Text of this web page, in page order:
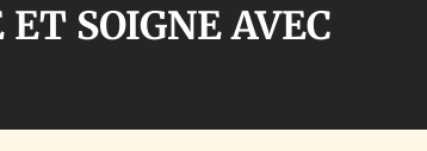
SOIGNE AVEC